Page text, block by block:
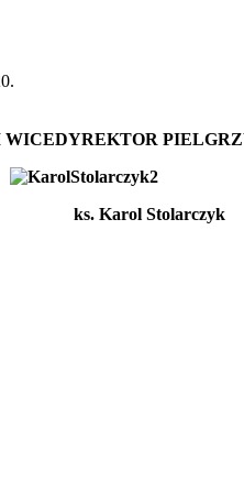
.
WICEDYREKTOR
ks. Karol Stolarczyk